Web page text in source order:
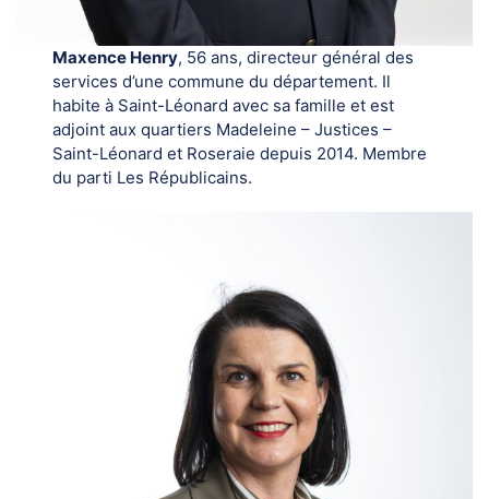
Maxence Henry, 56 ans, directeur général des
services d’une commune du département. Il
habite à Saint-Léonard avec sa famille et est
adjoint aux quartiers Madeleine – Justices –
Saint-Léonard et Roseraie depuis 2014. Membre
du parti Les Républicains.